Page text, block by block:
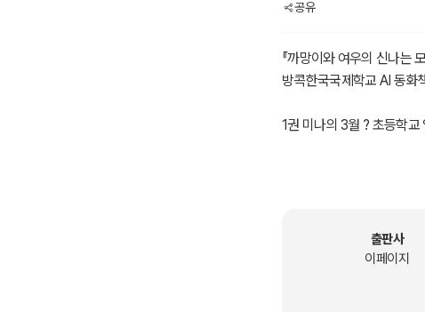
공유
『까망이와 여우의 신나는
방콕한국국제학교 AI 동화
1권 미나의 3월 ? 초등학교
출판사
이페이지